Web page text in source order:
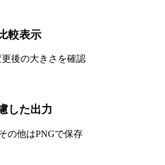
較表示
後の大きさを確認
した出力
の他はPNGで保存